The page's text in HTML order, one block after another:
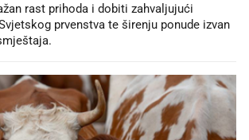
rast prihoda i dobiti zahvaljujući
prvenstva te širenju ponude izvan